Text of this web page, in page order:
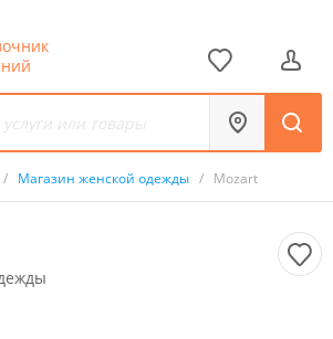
/ Магазин женской одежды / Mozart